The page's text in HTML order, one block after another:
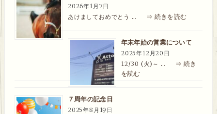
2026年1月7日
あけましておめでとう …
⇒ 続きを読む
年末年始の営業について
2025年12月20日
12/30 (火)～ …
⇒ 続き
を読む
７周年の記念日
2025年8月19日